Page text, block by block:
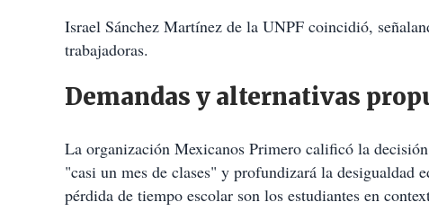
Israel Sánchez Martínez de la UNPF coincidió,
trabajadoras.
Demandas y alternativas
La organización Mexicanos Primero calificó la
"casi un mes de clases" y profundizará la desigualdad
pérdida de tiempo escolar son los estudiantes en